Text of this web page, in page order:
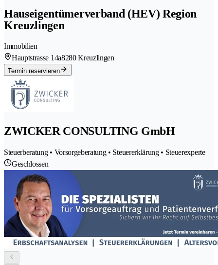
Hauseigentümerverband (HEV) Region
Kreuzlingen
Immobilien
Hauptstrasse 14a8280 Kreuzlingen
Termin reservieren
ZWICKER CONSULTING GmbH
Steuerberatung • Vorsorgeberatung • Steuererklärung • Steuerexperte
Geschlossen